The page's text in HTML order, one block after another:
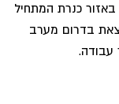
כנרת המתחיל
בדרום מערב